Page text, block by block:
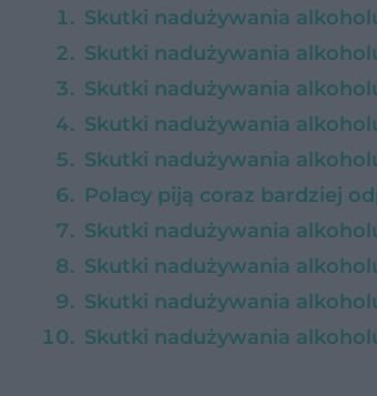
Skutki nadużywania
Skutki nadużywania
Skutki nadużywania
Skutki nadużywania
Skutki nadużywania
Polacy piją coraz bardziej
Skutki nadużywania
Skutki nadużywania
Skutki nadużywania
Skutki nadużywania